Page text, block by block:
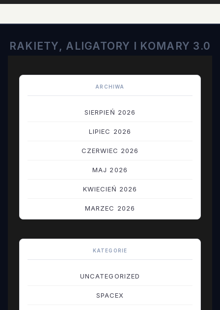
RAKIETY, ALIGATORY I KOMARY 3.0
ARCHIWA
SIERPIEŃ 2026
LIPIEC 2026
CZERWIEC 2026
MAJ 2026
KWIECIEŃ 2026
MARZEC 2026
STYCZEŃ 2026
KATEGORIE
UNCATEGORIZED
SPACEX